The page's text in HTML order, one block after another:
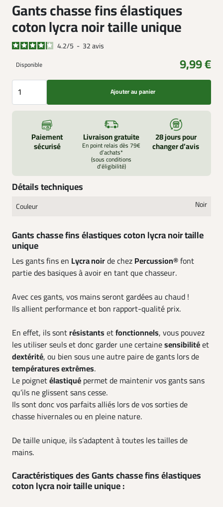
Gants chasse fins élastiques
coton lycra noir taille unique
4.2/5 - 32avis
Disponible 9,99 €
Ajouter au panier
Paiement
sécurisé
Livraison gratuite
En point relais dès 79€
d’achats*
(sous conditions
d'éligibilité)
28 jours pour
changer d’avis
Détails techniques
Couleur Noir
Gants chasse fins élastiques coton lycra noir taille
unique
Les gants fins en Lycra noirde chez Percussion®font
partie des basiques à avoir en tant que chasseur.
Avec ces gants, vos mains seront gardées au chaud !
Ils allient performance et bon rapport-qualité prix.
En effet, ils sontrésistants etfonctionnels, vous pouvez
les utiliser seuls et donc garder une certainesensibilitéet
dextérité, ou bien sous une autre paire de gants lors de
températures extrêmes.
Le poignetélastiqué permet de maintenir vos gants sans
qu’ils ne glissent sans cesse.
Ils sont donc vos parfaits alliés lors de vos sorties de
chasse hivernales ou en pleine nature.
De taille unique, ils s’adaptent à toutes les tailles de
mains.
Caractéristiques des Gants chasse fins élastiques
coton lycra noir taille unique :